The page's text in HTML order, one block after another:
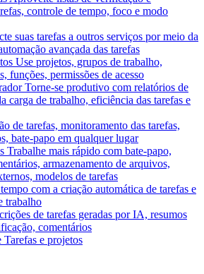
controle de tempo, foco e modo
suas tarefas a outros serviços por meio da
avançada das tarefas
Use projetos, grupos de trabalho,
funções, permissões de acesso
Torne-se produtivo com relatórios de
carga de trabalho, eficiência das tarefas e
de tarefas, monitoramento das tarefas,
bate-papo em qualquer lugar
Trabalhe mais rápido com bate-papo,
armazenamento de arquivos,
modelos de tarefas
com a criação automática de tarefas e
trabalho
de tarefas geradas por IA, resumos
comentários
Tarefas e projetos